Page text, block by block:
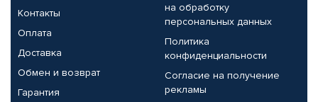
Контакты
Оплата
Доставка
Обмен и возврат
Гарантия
на обработку
персональных данных
Политика
конфиденциальности
Согласие на получение
рекламы